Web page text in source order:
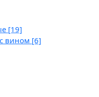
[19]
вином [6]